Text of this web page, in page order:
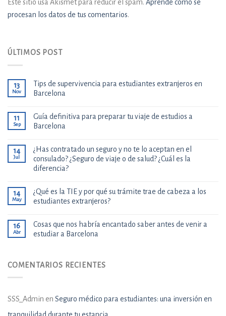
Este sitio usa Akismet para reducir el spam. Aprende cómo se
procesan los datos de tus comentarios.
ÚLTIMOS POST
13
Nov
Tips de supervivencia para estudiantes extranjeros en
Barcelona
11
Sep
Guía definitiva para preparar tu viaje de estudios a
Barcelona
14
Jul
¿Has contratado un seguro y no te lo aceptan en el
consulado? ¿Seguro de viaje o de salud? ¿Cuál es la
diferencia?
14
May
¿Qué es la TIE y por qué su trámite trae de cabeza a los
estudiantes extranjeros?
16
Abr
Cosas que nos habría encantado saber antes de venir a
estudiar a Barcelona
COMENTARIOS RECIENTES
SSS_Admin en Seguro médico para estudiantes: una inversión en